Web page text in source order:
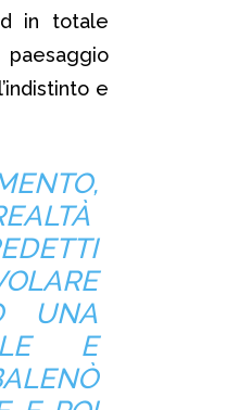
in totale
e
UNA
E